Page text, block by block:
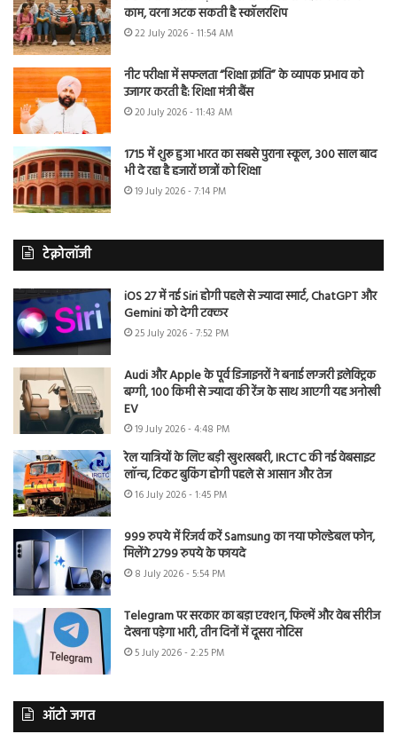
काम, वरना अटक सकती है स्कॉलरशिप
22 July 2026 - 11:54 AM
नीट परीक्षा में सफलता “शिक्षा क्रांति” के व्यापक प्रभाव को
उजागर करती है: शिक्षा मंत्री बैंस
20 July 2026 - 11:43 AM
1715 में शुरू हुआ भारत का सबसे पुराना स्कूल, 300 साल बाद
भी दे रहा है हजारों छात्रों को शिक्षा
19 July 2026 - 7:14 PM
टेक्नोलॉजी
iOS 27 में नई Siri होगी पहले से ज्यादा स्मार्ट, ChatGPT और
Gemini को देगी टक्कर
25 July 2026 - 7:52 PM
Audi और Apple के पूर्व डिजाइनरों ने बनाई लग्जरी इलेक्ट्रिक
बग्गी, 100 किमी से ज्यादा की रेंज के साथ आएगी यह अनोखी
EV
19 July 2026 - 4:48 PM
रेल यात्रियों के लिए बड़ी खुशखबरी, IRCTC की नई वेबसाइट
लॉन्च, टिकट बुकिंग होगी पहले से आसान और तेज
16 July 2026 - 1:45 PM
999 रुपये में रिजर्व करें Samsung का नया फोल्डेबल फोन,
मिलेंगे 2799 रुपये के फायदे
8 July 2026 - 5:54 PM
Telegram पर सरकार का बड़ा एक्शन, फिल्में और वेब सीरीज
देखना पड़ेगा भारी, तीन दिनों में दूसरा नोटिस
5 July 2026 - 2:25 PM
ऑटो जगत